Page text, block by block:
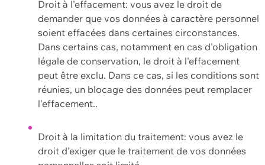
Droit à l'effacement: vous avez le droit de
demander que vos données à caractère personnel
soient effacées dans certaines circonstances.
Dans certains cas, notamment en cas d'obligation
légale de conservation, le droit à l'effacement
peut être exclu. Dans ce cas, si les conditions sont
réunies, un blocage des données peut remplacer
l'effacement..
Droit à la limitation du traitement: vous avez le
droit d'exiger que le traitement de vos données